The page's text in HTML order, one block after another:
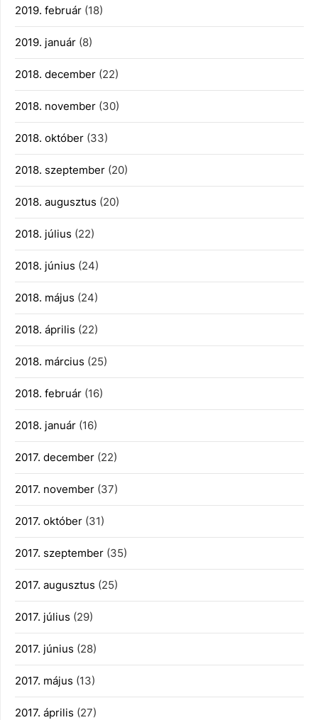
2019. február (18)
2019. január (8)
2018. december (22)
2018. november (30)
2018. október (33)
2018. szeptember (20)
2018. augusztus (20)
2018. július (22)
2018. június (24)
2018. május (24)
2018. április (22)
2018. március (25)
2018. február (16)
2018. január (16)
2017. december (22)
2017. november (37)
2017. október (31)
2017. szeptember (35)
2017. augusztus (25)
2017. július (29)
2017. június (28)
2017. május (13)
2017. április (27)